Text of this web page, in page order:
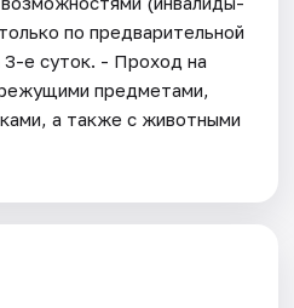
по предварительной
3-е суток. - Проход на
предметами,
а также с животными